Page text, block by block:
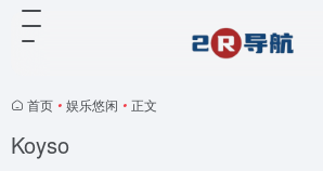
首页 • 娱乐悠闲 • 正文
Koyso